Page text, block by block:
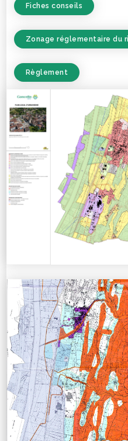
Fiches conseils
Zonage réglementaire du
Règlement